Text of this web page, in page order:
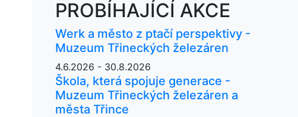
PROBÍHAJÍCÍ AKCE
Werk a město z ptačí perspektivy -
Muzeum Třineckých železáren
4.6.2026 - 30.8.2026
Škola, která spojuje generace -
Muzeum Třineckých železáren a
města Třince